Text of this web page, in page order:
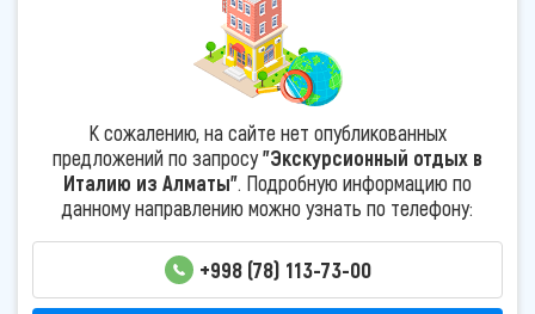
К сожалению, на сайте нет опубликованных
предложений по запросу"Экскурсионный отдых в
Италию из Алматы". Подробную информацию по
данному направлению можно узнать по телефону:
+998 (78) 113-73-00